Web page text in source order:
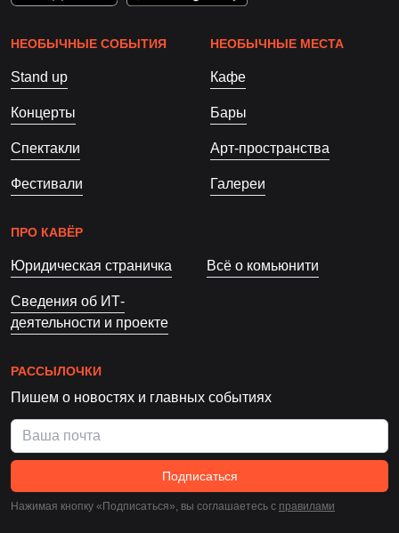
НЕОБЫЧНЫЕ СОБЫТИЯ
Stand up
Концерты
Спектакли
Фестивали
НЕОБЫЧНЫЕ МЕСТА
Кафе
Бары
Арт-пространства
Галереи
ПРО КАВЁР
Юридическая страничка Всё о комьюнити
Сведения об ИТ-
деятельности и проекте
РАССЫЛОЧКИ
Пишем о новостях и главных событиях
Подписаться
Нажимая кнопку «Подписаться», вы соглашаетесь c правилами